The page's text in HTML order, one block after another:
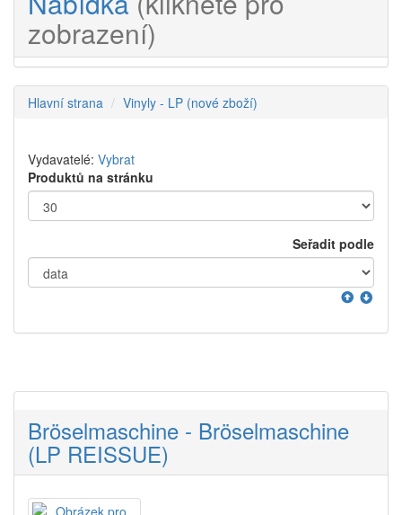
zobrazení)
Hlavní strana Vinyly - LP (nové zboží)
Vydavatelé: Vybrat
Produktů na stránku
Seřadit podle
Bröselmaschine - Bröselmaschine
(LP REISSUE)